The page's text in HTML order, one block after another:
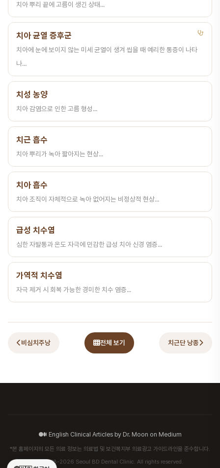
치아 뿌리 끝에 고름이 생긴 상태...
치아 균열 증후군
치아에 눈에 보이지 않는 미세 균열이 생겨 씹을 때 예리한 통증이 나타
나...
치성 농양
치아 감염으로 인한 고름 형성...
치근 흡수
치아 뿌리가 녹아 짧아지는 현상...
치아 흡수
치아 조직이 자체적으로 녹아 없어지는 비정상적 현상...
급성 치수염
심한 자발통과 온도 자극에 민감한 급성 치아 신경 염증...
가역적 치수염
자극 제거 시 회복 가능한 경미한 치수 염증...
비심치주낭 전체 보기 치근단 낭종
English Clinical Articles by Dr. Moon on Medium
*본 홈페이지의 모든 의료 정보는 의료법 및 보건복지부 의료광고 가이드라인을 준수합니다.
© 2018-2026 Seoul BD Dental Clinic. All rights reserved.